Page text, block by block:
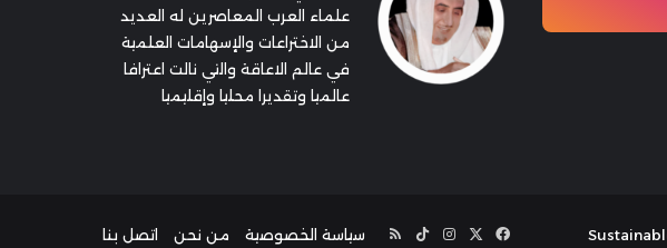
علماء العرب المعاصرين له العديد
من الاختراعات والإسهامات العلمية
في عالم الاعاقة والتي نالت اعترافا
عالميا وتقديرا محليا وإقليميا
سياسة الخصوصية من نحن اتصل بنا فيسبوكانستقرام‫TikTokملخص